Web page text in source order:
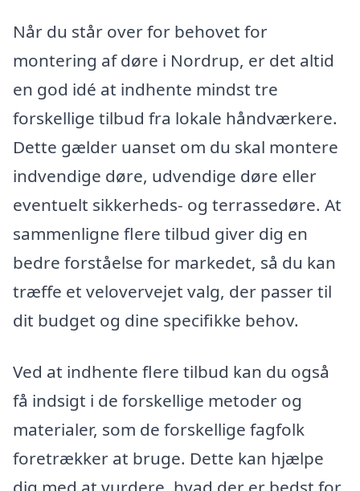
Når du står over for behovet for
montering af døre i Nordrup, er det altid
en god idé at indhente mindst tre
forskellige tilbud fra lokale håndværkere.
Dette gælder uanset om du skal montere
indvendige døre, udvendige døre eller
eventuelt sikkerheds- og terrassedøre. At
sammenligne flere tilbud giver dig en
bedre forståelse for markedet, så du kan
træffe et velovervejet valg, der passer til
dit budget og dine specifikke behov.
Ved at indhente flere tilbud kan du også
få indsigt i de forskellige metoder og
materialer, som de forskellige fagfolk
foretrækker at bruge. Dette kan hjælpe